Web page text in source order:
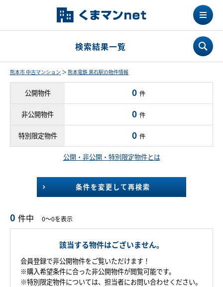
検索結果一覧
熊本市 中古マンション ＞ 熊本電鉄 黒石駅の物件情報
公開物件 0 件
非公開物件 0 件
特別限定物件 0 件
公開・非公開・特別限定物件とは
条件を変更して再検索
0 件中 0～0を表示
該当する物件はございません。
会員登録で非公開物件をご覧いただけます！
※購入希望条件に合った非公開物件が閲覧可能です。
※特別限定物件については、担当者にお問い合わせください。